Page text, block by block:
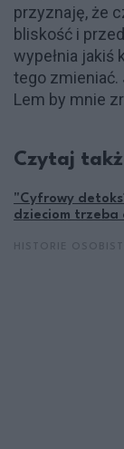
przyznaję, że
bliskość i
wypełnia jakiś
tego zmieniać.
Lem by mnie
Czytaj
"Cyfrowy
dzieciom